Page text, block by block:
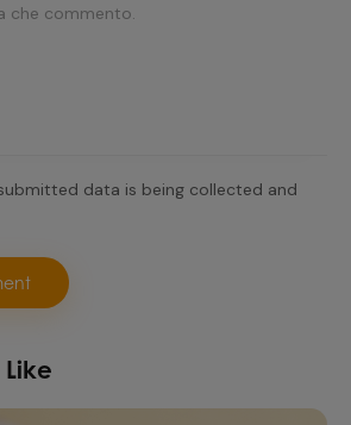
che commento.
data is being collected and